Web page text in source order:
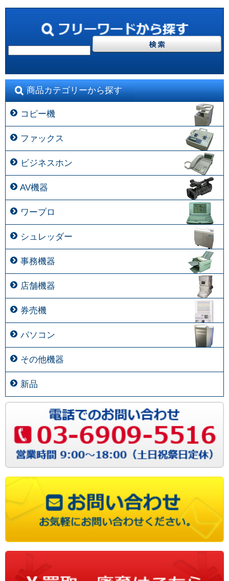
商品カテゴリーから探す
コピー機
ファックス
ビジネスホン
AV機器
ワープロ
シュレッダー
事務機器
店舗機器
券売機
パソコン
その他機器
新品